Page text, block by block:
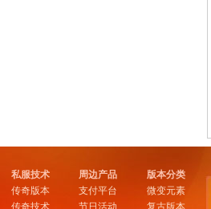
私服技术
传奇版本
传奇技术
周边产品
支付平台
节日活动
版本分类
微变元素
复古版本